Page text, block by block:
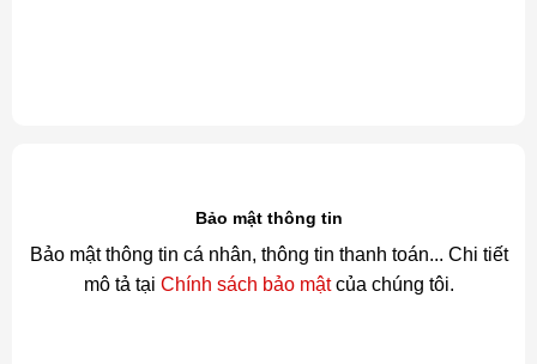
Bảo mật thông tin
Bảo mật thông tin cá nhân, thông tin thanh toán... Chi tiết
mô tả tại Chính sách bảo mậtcủa chúng tôi.